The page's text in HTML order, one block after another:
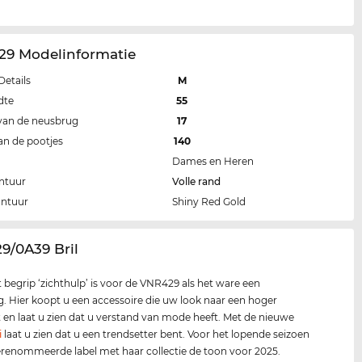
Modelinformatie
M
55
de neusbrug
17
de pootjes
140
Dames en Heren
Volle rand
Shiny Red Gold
0A39 Bril
‘zichthulp’ is voor de VNR429 als het ware een
Hier koopt u een accessoire die uw look naar een hoger
laat u zien dat u verstand van mode heeft. Met de nieuwe
laat u zien dat u een trendsetter bent. Voor het lopende seizoen
label met haar collectie de toon voor 2025.